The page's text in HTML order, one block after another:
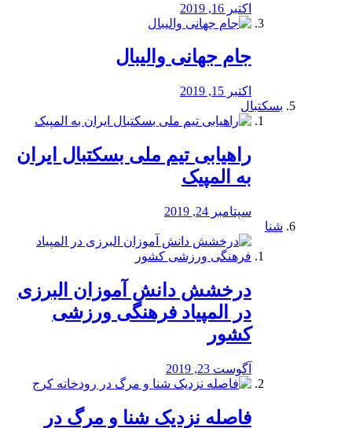
اکتبر 16, 2019
جام جهانی والیبال
اکتبر 15, 2019
بسکتبال
راهیابی تیم ملی بسکتبال ایران
به المپیک
سپتامبر 24, 2019
شنا
درخشش دانش آموزان البرزی
در المپیاد فرهنگی ورزشی
کشور
آگوست 23, 2019
️فاصله نزدیک شنا و مرگ در